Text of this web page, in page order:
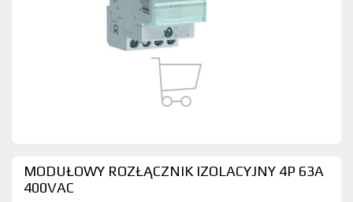
MODUŁOWY ROZŁĄCZNIK IZOLACYJNY 4P 63A
400VAC